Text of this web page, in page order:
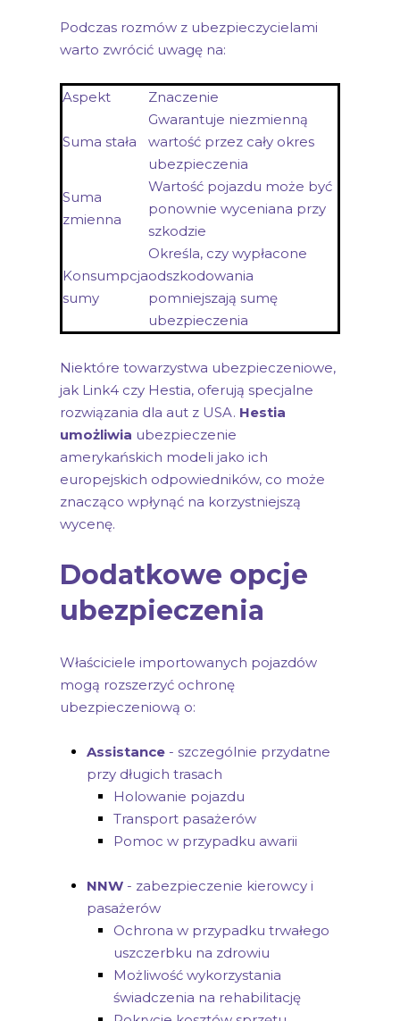
Podczas rozmów z ubezpieczycielami
warto zwrócić uwagę na:
Aspekt Znaczenie
Suma stała
Gwarantuje niezmienną
wartość przez cały okres
ubezpieczenia
Suma
zmienna
Wartość pojazdu może być
ponownie wyceniana przy
szkodzie
Konsumpcja
sumy
Określa, czy wypłacone
odszkodowania
pomniejszają sumę
ubezpieczenia
Niektóre towarzystwa ubezpieczeniowe,
jak Link4 czy Hestia, oferują specjalne
rozwiązania dla aut z USA. Hestia
umożliwia ubezpieczenie
amerykańskich modeli jako ich
europejskich odpowiedników, co może
znacząco wpłynąć na korzystniejszą
wycenę.
Dodatkowe opcje
ubezpieczenia
Właściciele importowanych pojazdów
mogą rozszerzyć ochronę
ubezpieczeniową o:
Assistance - szczególnie przydatne
przy długich trasach
Holowanie pojazdu
Transport pasażerów
Pomoc w przypadku awarii
NNW - zabezpieczenie kierowcy i
pasażerów
Ochrona w przypadku trwałego
uszczerbku na zdrowiu
Możliwość wykorzystania
świadczenia na rehabilitację